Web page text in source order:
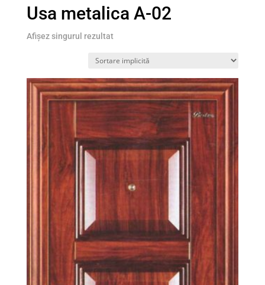
Usa metalica A-02
Afișez singurul rezultat